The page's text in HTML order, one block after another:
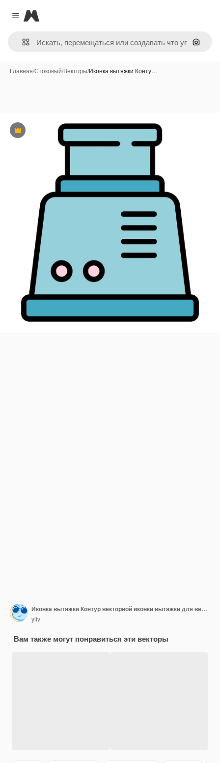
Close menu
Magnific
Поиск
Главная/Стоковый/Векторы/Иконка вытяжки Конту…
Премиум
Иконка вытяжки Контур векторной иконки вытяжки для веб-дизайна выделен на белом фоне плоского цвета
yliv
Вам также могут понравиться эти векторы